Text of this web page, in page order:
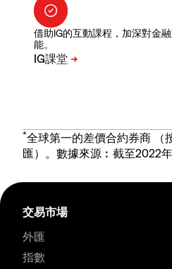
借助IG的互動課程，加深對金
能。
*全球第一的差價合約券商 （
匯）。數據來源︰截至2022
交易市場
外匯
指數